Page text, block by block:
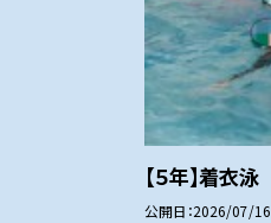
【５年】着衣泳
公開日 2026/07/16